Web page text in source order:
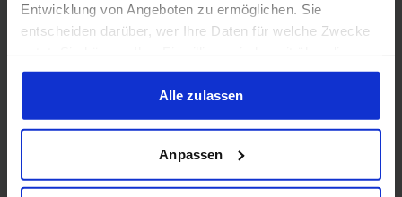
Entwicklung von Angeboten zu ermöglichen. Sie
entscheiden darüber, wer Ihre Daten für welche Zwecke
Cookie-Erklärung oder durch Klicken auf das Privacy
Trigger Symbol ändern oder widerrufen
Informationen über Ihre geografische Lage erfassen,
welche bis auf einige Meter genau sein können
Alle zulassen
Anpassen
System Hub)